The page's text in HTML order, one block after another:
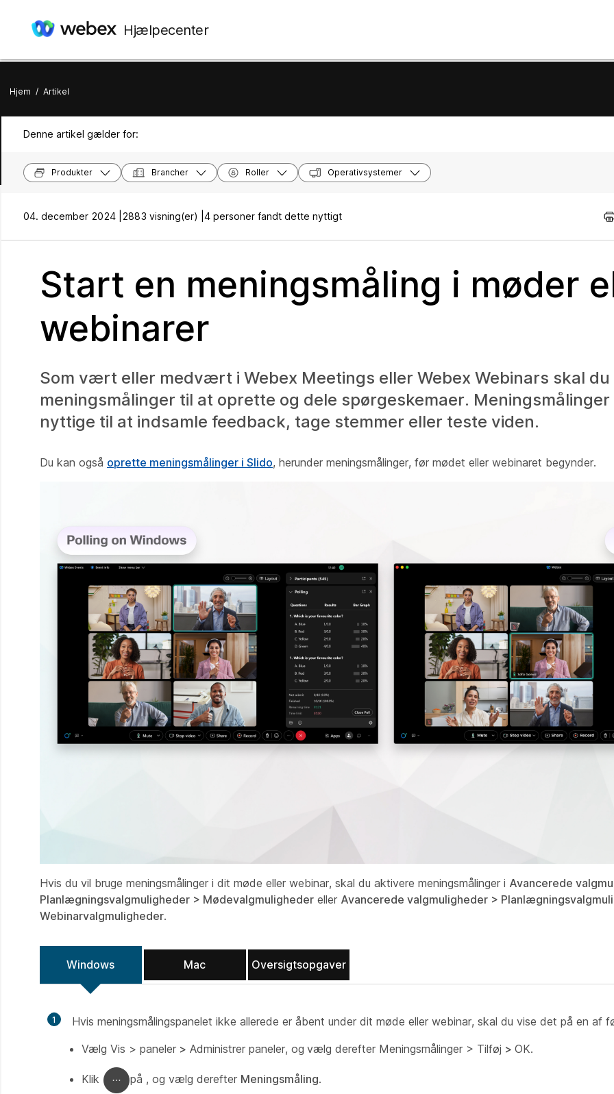
Hjælpecenter
Hjem / Artikel
Denne artikel gælder for:
Produkter Brancher Roller Operativsystemer
04. december 2024 | 2883 visning(er) | 4 personer fandt dette nyttigt
Start en meningsmåling i møder
webinarer
Som vært eller medvært i Webex Meetings eller Webex Webinars skal
meningsmålinger til at oprette og dele spørgeskemaer.
nyttige til at indsamle feedback, tage stemmer eller teste viden.
Du kan også oprette meningsmålinger i Slido, herunder meningsmålinger, før mødet eller webinaret begynder.
Hvis du vil bruge meningsmålinger i dit møde eller webinar, skal du aktivere meningsmålinger i Avancerede
Planlægningsvalgmuligheder > Mødevalgmuligheder eller Avancerede valgmuligheder >
Webinarvalgmuligheder.
Windows Mac Oversigtsopgaver
1
Hvis meningsmålingspanelet ikke allerede er åbent under dit møde eller webinar, skal du vise det på en af
Vælg Vis > paneler > Administrer paneler, og vælg derefter Meningsmålinger > Tilføj > OK.
Klik på , og vælg derefter Meningsmåling.